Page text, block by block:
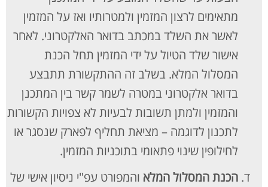
מתאימים לרצון המזמין ולמטרותיו ואז על המזמין
לאשר את השלד במכתב בדואר האלקטרוני. לאחר
אישור שלד הטיול על ידי המזמין תחל הכנת
המסלול המלא. בשלב זה ההתקשורת תתבצע
בדואר אלקטרוני במטרה לשמר קשר בין המתכנן
והמזמין ולמתן תשובות לבעיות לא צפויות הקשורות
לתכנון לדוגמה – מציאת תחליף לפארק שנסגר או
לחילופין שינוי פתאומי בתוכניות המזמין.
הכנת המסלול המלא והמפורט עפ"י ניסיון אישי של